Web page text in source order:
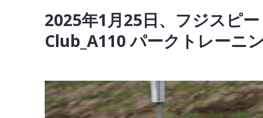
2025年1月25日、フジスピ
Club_A110 パークトレーニ